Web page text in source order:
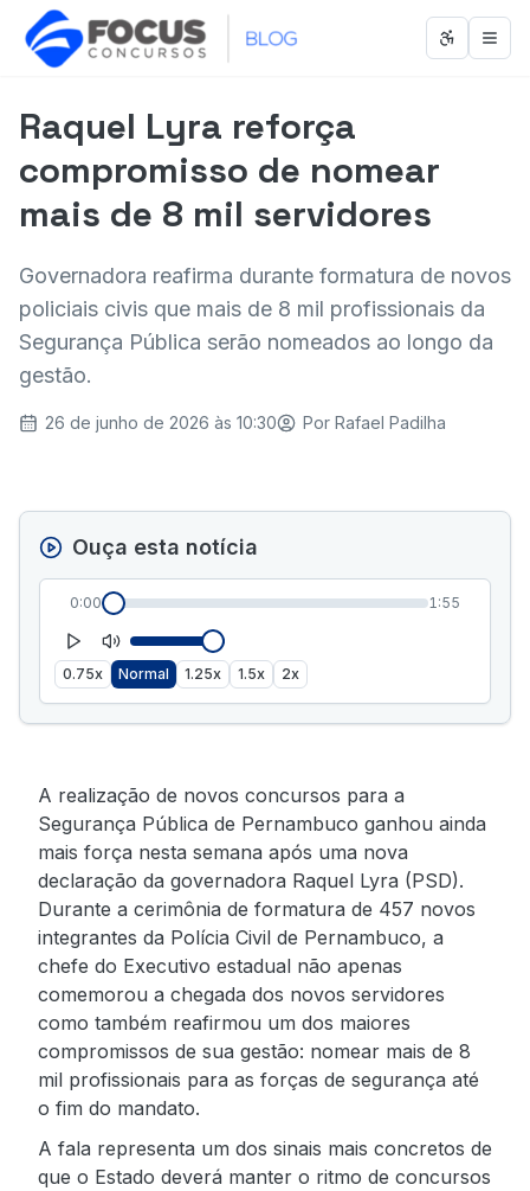
Abrir
Raquel Lyra reforça
compromisso de nomear
mais de 8 mil servidores
Governadora reafirma durante formatura de novos
policiais civis que mais de 8 mil profissionais da
Segurança Pública serão nomeados ao longo da
gestão.
26 de junho de 2026 às 10:30 Por Rafael Padilha
Ouça esta notícia
0:00 1:55
0.75x Normal 1.25x 1.5x 2x
A realização de novos concursos para a
Segurança Pública de Pernambuco ganhou ainda
mais força nesta semana após uma nova
declaração da governadora Raquel Lyra (PSD).
Durante a cerimônia de formatura de 457 novos
integrantes da Polícia Civil de Pernambuco, a
chefe do Executivo estadual não apenas
comemorou a chegada dos novos servidores
como também reafirmou um dos maiores
compromissos de sua gestão: nomear mais de 8
mil profissionais para as forças de segurança até
o fim do mandato.
A fala representa um dos sinais mais concretos de
que o Estado deverá manter o ritmo de concursos